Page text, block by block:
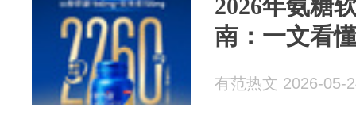
2026年氨糖
南：一文看
有范热文 2026-05-